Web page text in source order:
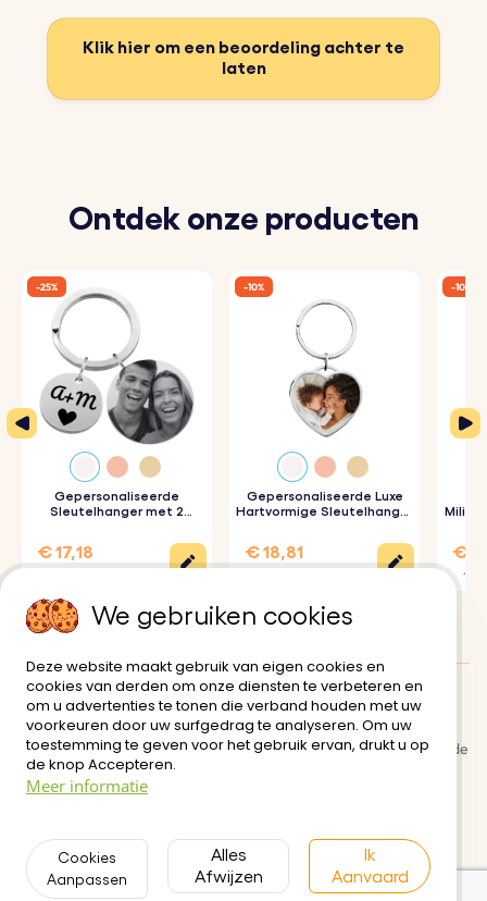
Klik hier om een beoordeling achter te
laten
Ontdek onze producten
Gepersonaliseerde
Sleutelhanger met 2
€ 17,18
-25%
Gepersonaliseerde Luxe
Hartvormige Sleutelhanger
€ 18,81
-10%
€
€
-10%
Bezorging
Algemene gebruiksvoorwaarde
Privacybeleid
Neem contact met ons op
Klanten Beoordelingen: 0/5
We gebruiken cookies
Deze website maakt gebruik van eigen cookies en
cookies van derden om onze diensten te verbeteren en
om u advertenties te tonen die verband houden met uw
voorkeuren door uw surfgedrag te analyseren. Om uw
toestemming te geven voor het gebruik ervan, drukt u op
de knop Accepteren.
Meer informatie
Cookies
Aanpassen
Alles
Afwijzen
Ik
Aanvaard